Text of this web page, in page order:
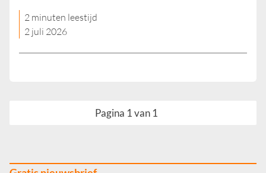
2 minuten leestijd
2 juli 2026
Pagina 1 van 1